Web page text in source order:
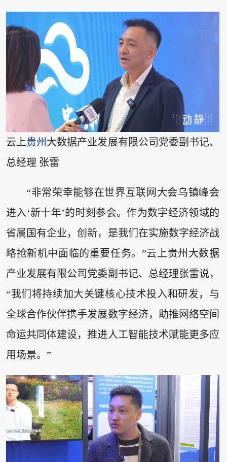
云上贵州 大数据产业发展有限公司党委副书记、
总经理 张雷
“非常荣幸能够在世界互联网大会乌镇峰会
进入‘新十年’的时刻参会。作为数字经济领域的
省属国有企业，创新，是我们在实施数字经济战
略抢新机中面临的重要任务。”云上贵州大数据
产业发展有限公司党委副书记、总经理张雷说，
“我们将持续加大关键核心技术投入和研发，与
全球合作伙伴携手发展数字经济，助推网络空间
命运共同体建设，推进人工智能技术赋能更多应
用场景。”